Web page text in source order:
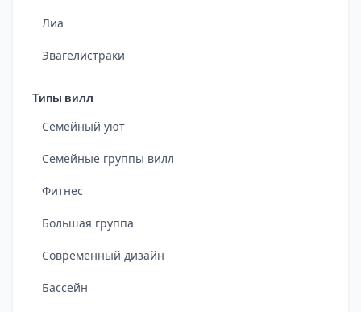
Лиа
Эвагелистраки
Типы вилл
Семейный уют
Семейные группы вилл
Фитнес
Большая группа
Современный дизайн
Бассейн